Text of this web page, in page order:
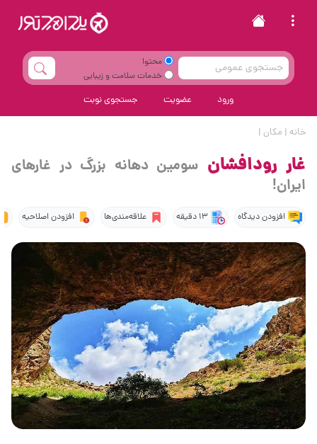
محتوا
خدمات سلامت و زیبایی
ورود عضویت جستجوی نوبت
خانه | مکان |
غار رودافشان سومین دهانه بزرگ در غارهای
ایران!
افزودن دیدگاه 13 دقیقه علاقه‌مندی‌ها افزودن اصلاحیه